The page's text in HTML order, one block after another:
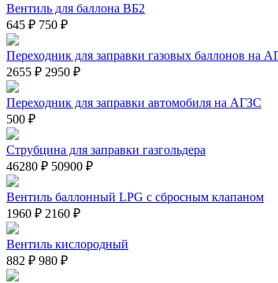
Вентиль для баллона ВБ2
645 ₽ 750 ₽
Переходник для заправки газовых баллонов на
2655 ₽ 2950 ₽
Переходник для заправки автомобиля на АГЗС
500 ₽
Струбцина для заправки газгольдера
46280 ₽ 50900 ₽
Вентиль баллонный LPG с сбросным клапаном
1960 ₽ 2160 ₽
Вентиль кислородный
882 ₽ 980 ₽